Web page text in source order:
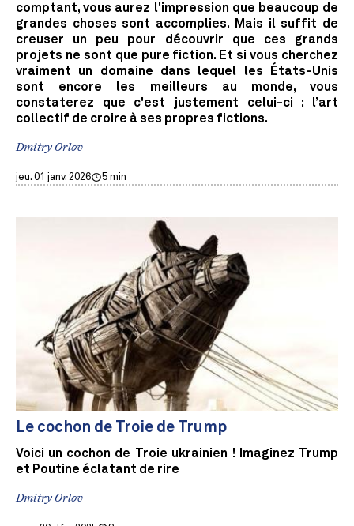
comptant, vous aurez l'impression que beaucoup de
grandes choses sont accomplies. Mais il suffit de
creuser un peu pour découvrir que ces grands
projets ne sont que pure fiction. Et si vous cherchez
vraiment un domaine dans lequel les États-Unis
sont encore les meilleurs au monde, vous
constaterez que c'est justement celui-ci : l’art
collectif de croire à ses propres fictions.
Dmitry Orlov
jeu. 01 janv. 2026 5 min
Le cochon de Troie de Trump
Voici un cochon de Troie ukrainien ! Imaginez Trump
et Poutine éclatant de rire
Dmitry Orlov